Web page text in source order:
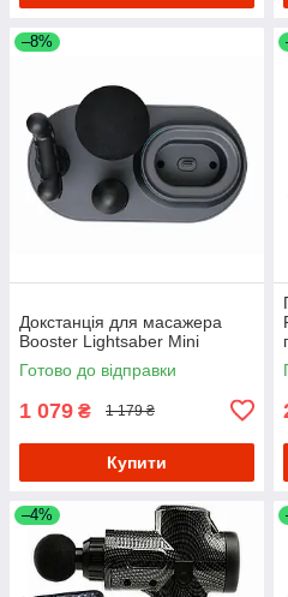
–8%
Докстанція для масажера
Booster Lightsaber Mini
Готово до відправки
1 079 ₴ 1 179 ₴
Купити
–4%